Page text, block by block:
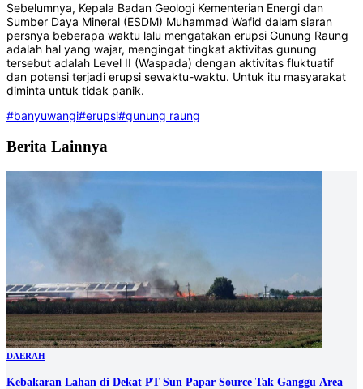
Sebelumnya, Kepala Badan Geologi Kementerian Energi dan
Sumber Daya Mineral (ESDM) Muhammad Wafid dalam siaran
persnya beberapa waktu lalu mengatakan erupsi Gunung Raung
adalah hal yang wajar, mengingat tingkat aktivitas gunung
tersebut adalah Level II (Waspada) dengan aktivitas fluktuatif
dan potensi terjadi erupsi sewaktu-waktu. Untuk itu masyarakat
diminta untuk tidak panik.
#banyuwangi#erupsi#gunung raung
Berita Lainnya
DAERAH
Kebakaran Lahan di Dekat PT Sun Papar Source Tak Ganggu Area